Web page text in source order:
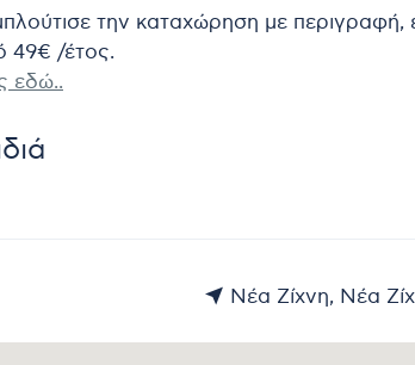
την καταχώρηση με
49€ /έτος.
εδώ..
Νέα Ζίχνη, Νέα